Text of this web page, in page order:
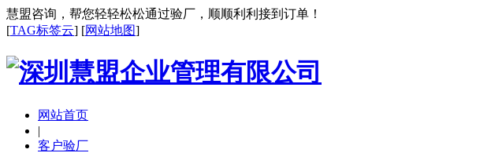
慧盟咨询，帮您轻轻松松通过验厂，顺顺利利接到订单！
[TAG标签云] [网站地图]
网站首页
|
客户验厂